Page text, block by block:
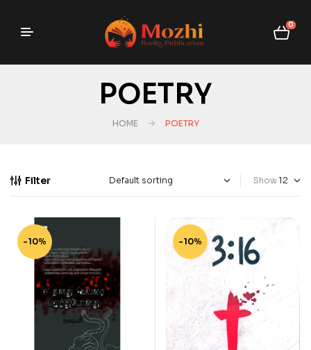
0
POETRY
HOME POETRY
Filter Show
-10% -10%